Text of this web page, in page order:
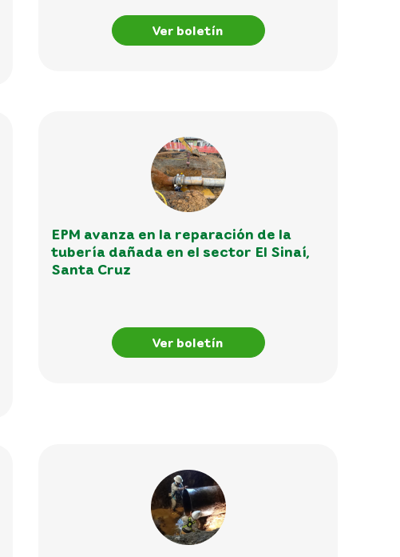
Ver boletín
EPM avanza en la reparación de la
tubería dañada en el sector El Sinaí,
Santa Cruz
Ver boletín